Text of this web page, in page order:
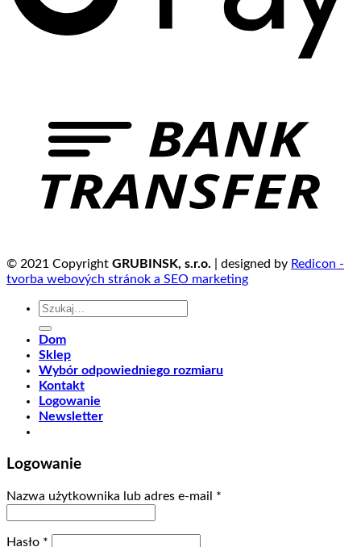
© 2021 Copyright GRUBINSK, s.r.o. | designed by Redicon -
tvorba webových stránok a SEO marketing
Szukaj:
Dom
Sklep
Wybór odpowiedniego rozmiaru
Kontakt
Logowanie
Newsletter
Logowanie
Nazwa użytkownika lub adres e-mail *
Hasło *